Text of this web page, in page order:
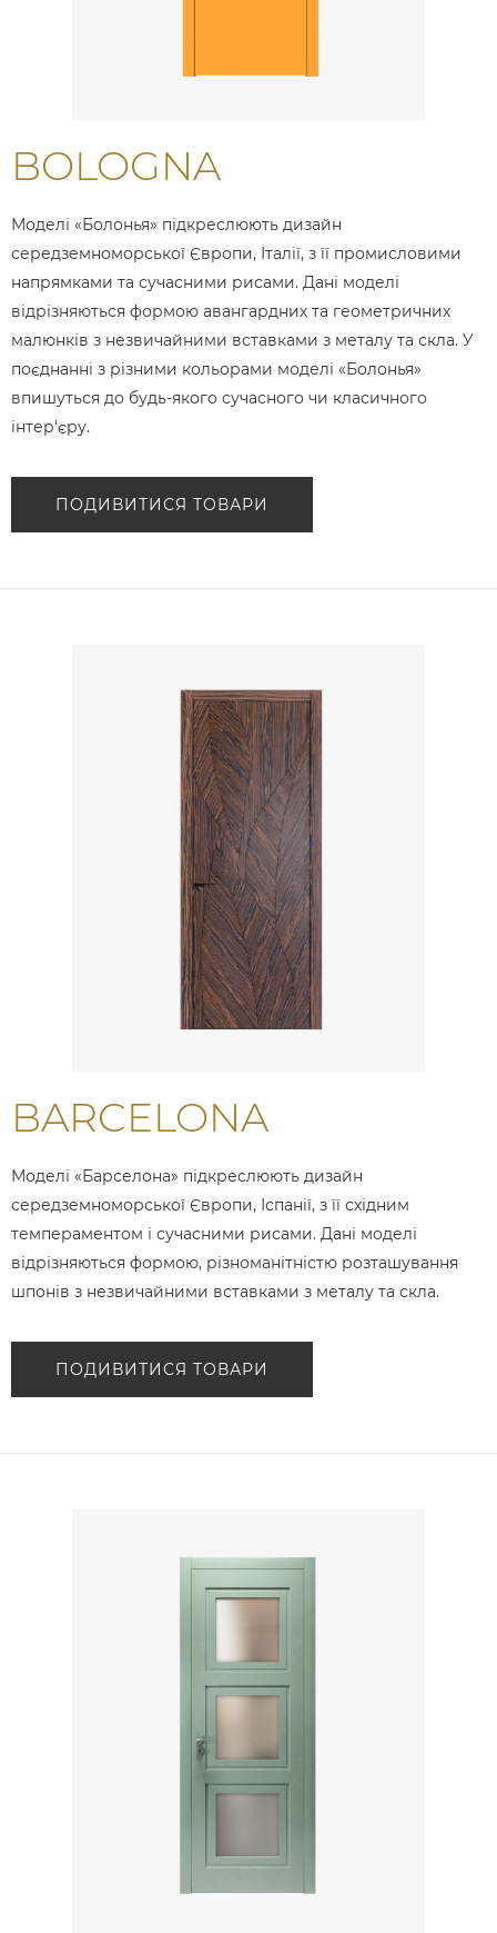
BOLOGNA
Моделі «Болонья» підкреслюють дизайн
середземноморської Європи, Італії, з її промисловими
напрямками та сучасними рисами. Дані моделі
відрізняються формою авангардних та геометричних
малюнків з незвичайними вставками з металу та скла. У
поєднанні з різними кольорами моделі «Болонья»
впишуться до будь-якого сучасного чи класичного
інтер'єру.
ПОДИВИТИСЯ ТОВАРИ
BARCELONA
Моделі «Барселона» підкреслюють дизайн
середземноморської Європи, Іспанії, з її східним
темпераментом і сучасними рисами. Дані моделі
відрізняються формою, різноманітністю розташування
шпонів з незвичайними вставками з металу та скла.
ПОДИВИТИСЯ ТОВАРИ